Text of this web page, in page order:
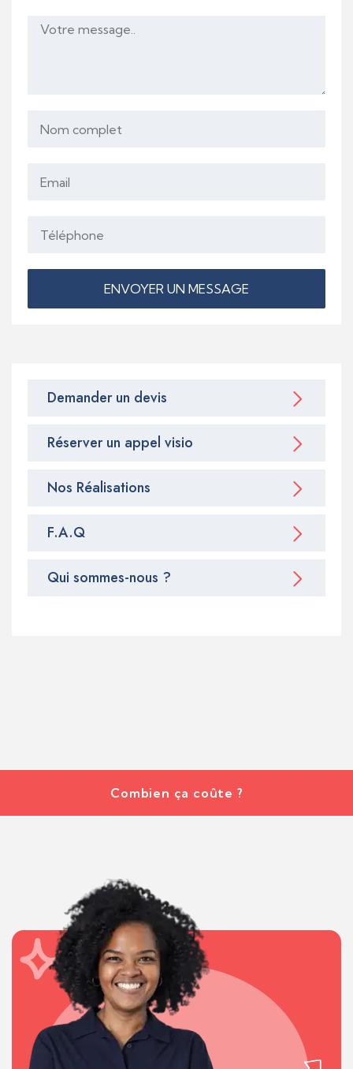
ENVOYER UN MESSAGE
Demander un devis
Réserver un appel visio
Nos Réalisations
F.A.Q
Qui sommes-nous ?
Combien ça coûte ?